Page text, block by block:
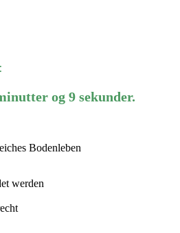
og 9 sekunder.
Bodenleben
werden